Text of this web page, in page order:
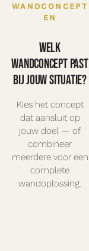
WANDCONCEPT
EN
Welk
wandconcept past
bij jouw situatie?
Kies het concept
dat aansluit op
jouw doel — of
combineer
meerdere voor een
complete
wandoplossing.